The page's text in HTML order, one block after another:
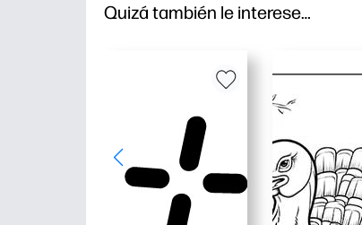
Quizá también le interese…